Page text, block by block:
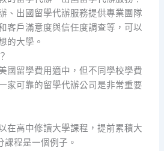
、出國留學代辦服務提供專業團隊
客戶滿意度與信任度調查等，可以
的大學。
國留學費用適中，但不同學校學費
家可靠的留學代辦公司是非常重要
在高中修讀大學課程，提前累積大
課程是一個例子。